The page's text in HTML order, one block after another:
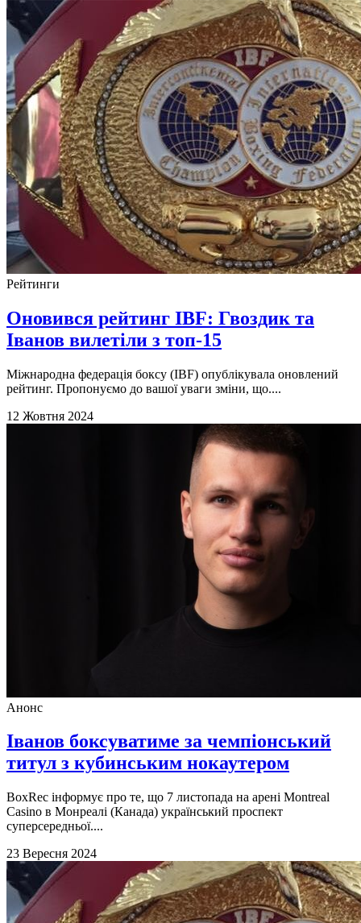
Рейтинги
Оновився рейтинг IBF: Гвоздик та
Іванов вилетіли з топ-15
Міжнародна федерація боксу (IBF) опублікувала оновлений
рейтинг. Пропонуємо до вашої уваги зміни, що....
12 Жовтня 2024
Анонс
Іванов боксуватиме за чемпіонський
титул з кубинським нокаутером
BoxRec інформує про те, що 7 листопада на арені Montreal
Casino в Монреалі (Канада) український проспект
суперсередньої....
23 Вересня 2024